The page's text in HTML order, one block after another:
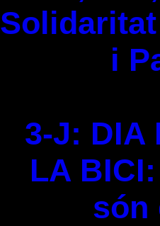
i
3-J: DIA
LA
són